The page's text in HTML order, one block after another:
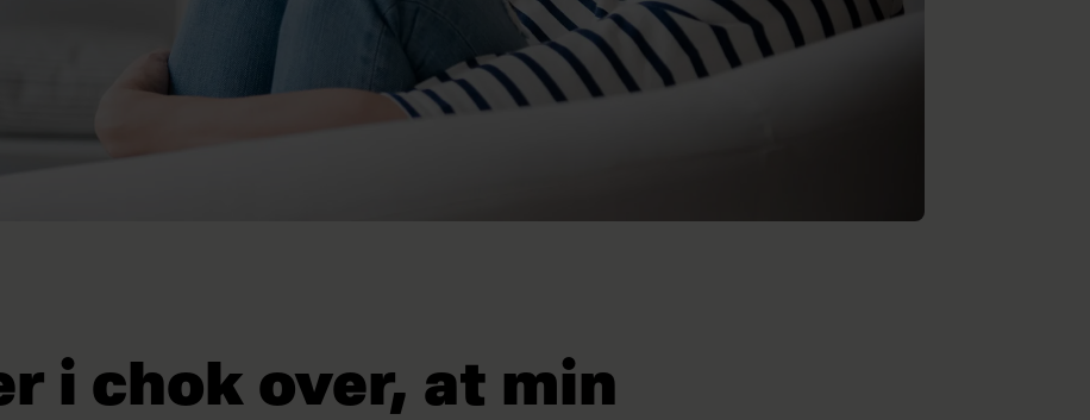
i chok over, at min